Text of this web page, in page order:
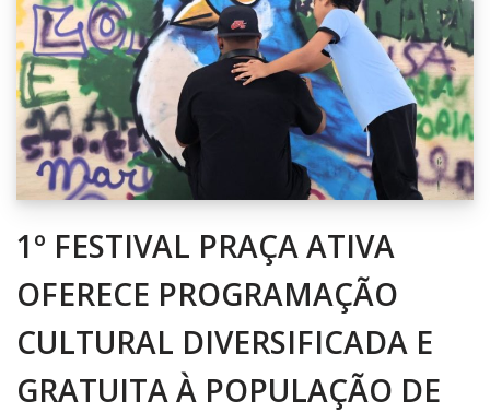
1º FESTIVAL PRAÇA ATIVA
OFERECE PROGRAMAÇÃO
CULTURAL DIVERSIFICADA E
GRATUITA À POPULAÇÃO DE